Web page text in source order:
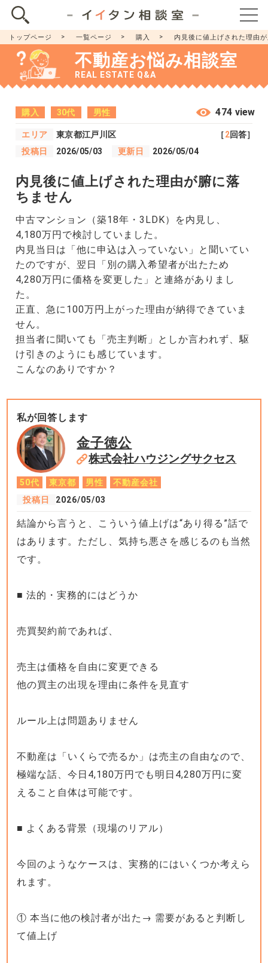
トップページ 一覧ページ 購入 内見後に値上げされた理由
不動産お悩み相談室
REAL ESTATE Q&A
購入 30代 男性
エリア
東京都江戸川区
投稿日
2026/05/03 更新日 2026/05/04
［2回答］
474 view
内見後に値上げされた理由が腑に落
ちません
中古マンション（築18年・3LDK）を内見し、
4,180万円で検討していました。
内見当日は「他に申込は入っていない」と聞いてい
たのですが、翌日「別の購入希望者が出たため
4,280万円に価格を変更した」と連絡がありまし
た。
正直、急に100万円上がった理由が納得できていま
せん。
担当者に聞いても「売主判断」としか言われず、駆
け引きのようにも感じています。
こんなのありですか？
私が回答します
金子徳公
株式会社ハウジングサクセス
50代 東京都 男性
不動産会社
投稿日
2026/05/03
結論から言うと、こういう値上げは“あり得る”話で
はあります。ただし、気持ち悪さを感じるのも当然
です。
■ 法的・実務的にはどうか
売買契約前であれば、
売主は価格を自由に変更できる
他の買主の出現を理由に条件を見直す
ルール上は問題ありません
不動産は「いくらで売るか」は売主の自由なので、
極端な話、今日4,180万円でも明日4,280万円に変
えること自体は可能です。
■ よくある背景（現場のリアル）
今回のようなケースは、実務的にはいくつか考えら
れます。
① 本当に他の検討者が出た→ 需要があると判断し
て値上げ